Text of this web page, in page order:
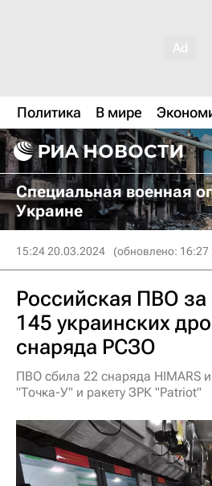
Политика В мире
Специальная военная
Украине
15:24 20.03.2024 (обновлено:
Российская ПВО за
145 украинских
снаряда РСЗО
ПВО сбила 22 снаряда HIMARS
"Точка-У" и ракету ЗРК "Patriot"